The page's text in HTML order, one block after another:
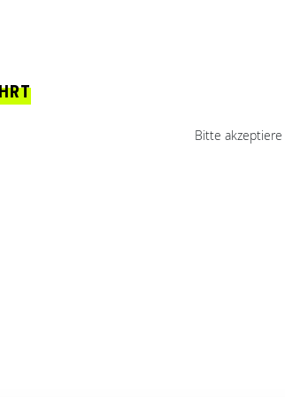
Bitte akzeptiere